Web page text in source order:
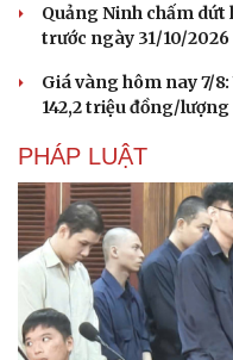
Quảng Ninh chấm dứt
trước ngày 31/10/2026
Giá vàng hôm nay 7/
142,2 triệu đồng/lượng
PHÁP LUẬT